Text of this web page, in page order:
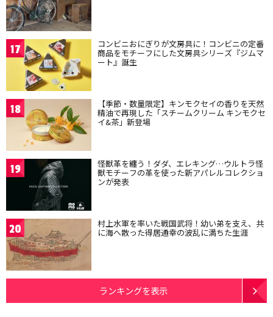
17 コンビニおにぎりが文房具に！コンビニの定番
商品をモチーフにした文房具シリーズ『ジムマ
ート』誕生
18 【季節・数量限定】キンモクセイの香りを天然
精油で再現した「スチームクリーム キンモクセ
イ&茶」新登場
19 怪獣革を纏う！ダダ、エレキング…ウルトラ怪
獣モチーフの革を使った新アパレルコレクショ
ンが発表
20 村上水軍を率いた戦国武将！幼い弟を支え、共
に海へ散った得居通幸の波乱に満ちた生涯
ランキングを表示